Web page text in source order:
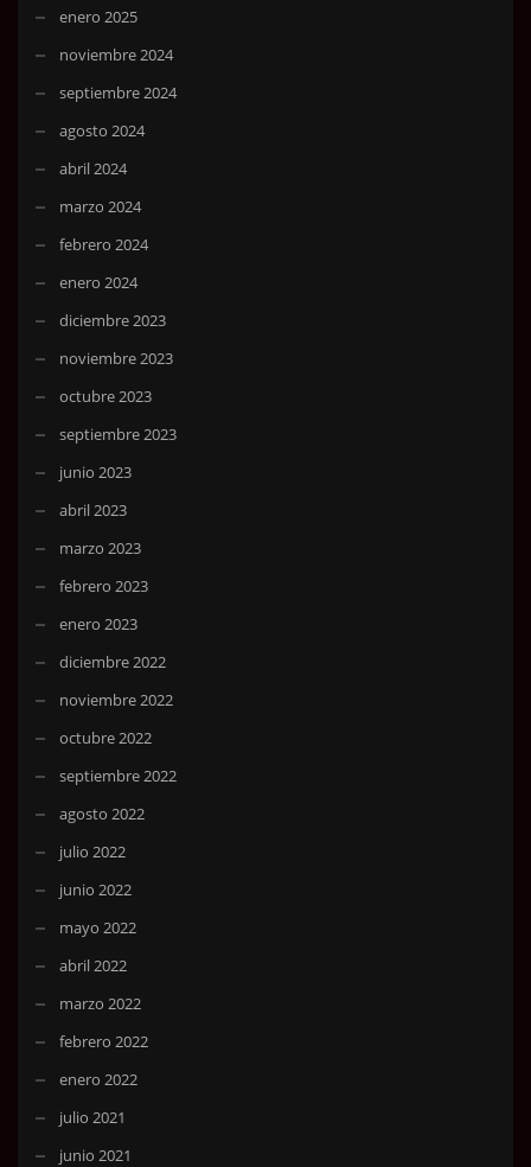
enero 2025
noviembre 2024
septiembre 2024
agosto 2024
abril 2024
marzo 2024
febrero 2024
enero 2024
diciembre 2023
noviembre 2023
octubre 2023
septiembre 2023
junio 2023
abril 2023
marzo 2023
febrero 2023
enero 2023
diciembre 2022
noviembre 2022
octubre 2022
septiembre 2022
agosto 2022
julio 2022
junio 2022
mayo 2022
abril 2022
marzo 2022
febrero 2022
enero 2022
julio 2021
junio 2021